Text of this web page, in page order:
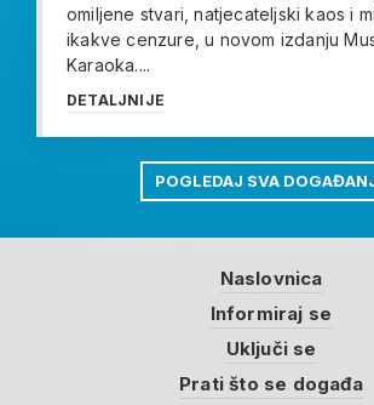
omiljene stvari, natjecateljski kaos i
ikakve cenzure, u novom izdanju
Karaoka....
DETALJNIJE
POGLEDAJ SVA
Naslovnica
Informiraj se
Uključi se
Prati što se događa